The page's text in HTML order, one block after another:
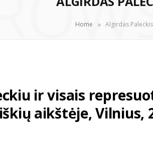
Home » Algirdas Paleckis
ir visais
aikštėje, Vilnius,